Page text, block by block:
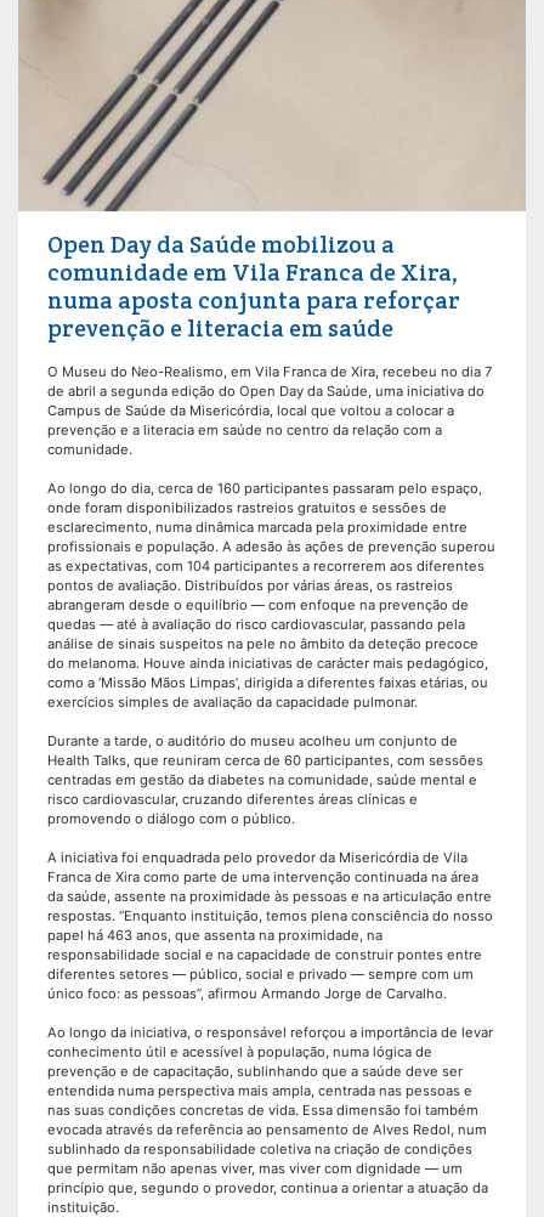
Open Day da Saúde mobilizou a
comunidade em Vila Franca de Xira,
numa aposta conjunta para reforçar
prevenção e literacia em saúde
O Museu do Neo-Realismo, em Vila Franca de Xira, recebeu no dia 7
de abril a segunda edição do Open Day da Saúde, uma iniciativa do
Campus de Saúde da Misericórdia, local que voltou a colocar a
prevenção e a literacia em saúde no centro da relação com a
comunidade.
Ao longo do dia, cerca de 160 participantes passaram pelo espaço,
onde foram disponibilizados rastreios gratuitos e sessões de
esclarecimento, numa dinâmica marcada pela proximidade entre
profissionais e população. A adesão às ações de prevenção superou
as expectativas, com 104 participantes a recorrerem aos diferentes
pontos de avaliação. Distribuídos por várias áreas, os rastreios
abrangeram desde o equilíbrio — com enfoque na prevenção de
quedas — até à avaliação do risco cardiovascular, passando pela
análise de sinais suspeitos na pele no âmbito da deteção precoce
do melanoma. Houve ainda iniciativas de carácter mais pedagógico,
como a ‘Missão Mãos Limpas’, dirigida a diferentes faixas etárias, ou
exercícios simples de avaliação da capacidade pulmonar.
Durante a tarde, o auditório do museu acolheu um conjunto de
Health Talks, que reuniram cerca de 60 participantes, com sessões
centradas em gestão da diabetes na comunidade, saúde mental e
risco cardiovascular, cruzando diferentes áreas clínicas e
promovendo o diálogo com o público.
A iniciativa foi enquadrada pelo provedor da Misericórdia de Vila
Franca de Xira como parte de uma intervenção continuada na área
da saúde, assente na proximidade às pessoas e na articulação entre
respostas. “Enquanto instituição, temos plena consciência do nosso
papel há 463 anos, que assenta na proximidade, na
responsabilidade social e na capacidade de construir pontes entre
diferentes setores — público, social e privado — sempre com um
único foco: as pessoas”, afirmou Armando Jorge de Carvalho.
Ao longo da iniciativa, o responsável reforçou a importância de levar
conhecimento útil e acessível à população, numa lógica de
prevenção e de capacitação, sublinhando que a saúde deve ser
entendida numa perspectiva mais ampla, centrada nas pessoas e
nas suas condições concretas de vida. Essa dimensão foi também
evocada através da referência ao pensamento de Alves Redol, num
sublinhado da responsabilidade coletiva na criação de condições
que permitam não apenas viver, mas viver com dignidade — um
princípio que, segundo o provedor, continua a orientar a atuação da
instituição.